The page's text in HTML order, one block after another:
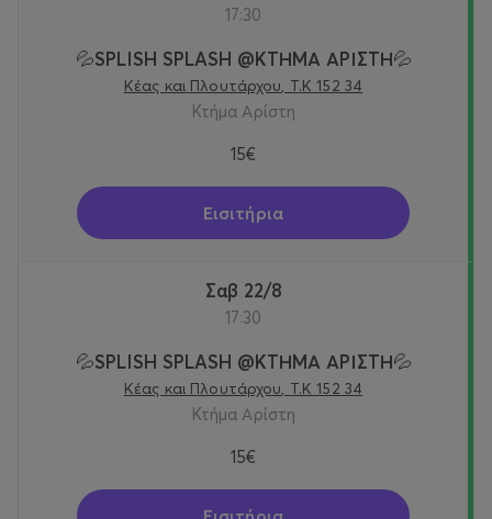
17:30
💦SPLISH SPLASH @KTΗΜΑ ΑΡΙΣΤΗ💦
Κέας και Πλουτάρχου, Τ.Κ 152 34
Κτήμα Αρίστη
15€
Εισιτήρια
Σαβ 22/8
17:30
💦SPLISH SPLASH @KTΗΜΑ ΑΡΙΣΤΗ💦
Κέας και Πλουτάρχου, Τ.Κ 152 34
Κτήμα Αρίστη
15€